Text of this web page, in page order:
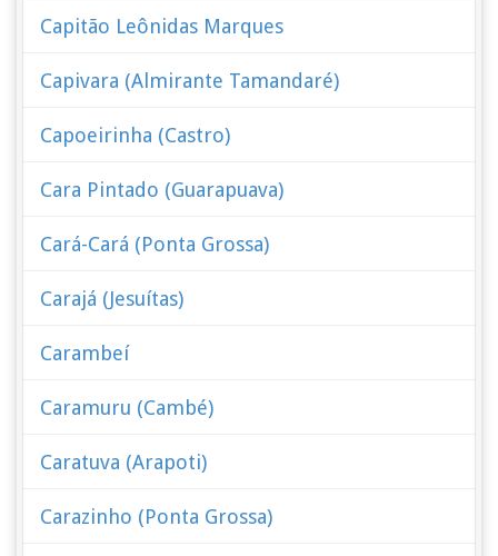
Capitão Leônidas Marques
Capivara (Almirante Tamandaré)
Capoeirinha (Castro)
Cara Pintado (Guarapuava)
Cará-Cará (Ponta Grossa)
Carajá (Jesuítas)
Carambeí
Caramuru (Cambé)
Caratuva (Arapoti)
Carazinho (Ponta Grossa)